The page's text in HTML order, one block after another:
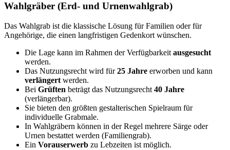
Wahlgräber (Erd- und Urnenwahlgrab)
Das Wahlgrab ist die klassische Lösung für Familien oder für
Angehörige, die einen langfristigen Gedenkort wünschen.
Die Lage kann im Rahmen der Verfügbarkeit ausgesucht
werden.
Das Nutzungsrecht wird für25 Jahre erworben und kann
verlängert werden.
Bei Grüften beträgt das Nutzungsrecht 40 Jahre
(verlängerbar).
Sie bieten den größten gestalterischen Spielraum für
individuelle Grabmale.
In Wahlgräbern können in der Regel mehrere Särge oder
Urnen bestattet werden (Familiengrab).
Ein Vorauserwerb zu Lebzeiten ist möglich.